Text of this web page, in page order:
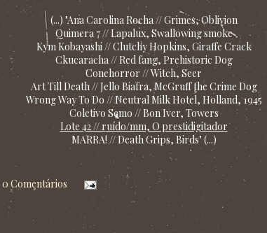
(...) "Ana Carolina Rocha // Grimes, Oblivion
Quimera 7 // Lapalux, Swallowing smoke
Kym Kobayashi // Clutchy Hopkins, Giraffe Crack
Ckucaracha // Red fang, Prehistoric Dog
Conehorror // Witch, Seer
Art Till Death // Jello Biafra, McGruff the Crime Dog
Wrong Way To Do // Neutral Milk Hotel, Holland, 1945
Coletivo Semo // Bon Iver, Towers
Lote 42 // ruído/mm, O prestidigitador
MARRA! // Death Grips, Birds" (...)
0 Comentários